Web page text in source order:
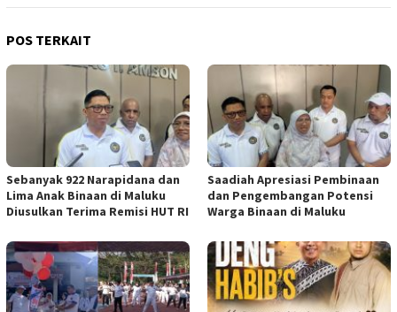
POS TERKAIT
Sebanyak 922 Narapidana dan
Lima Anak Binaan di Maluku
Diusulkan Terima Remisi HUT RI
Saadiah Apresiasi Pembinaan
dan Pengembangan Potensi
Warga Binaan di Maluku